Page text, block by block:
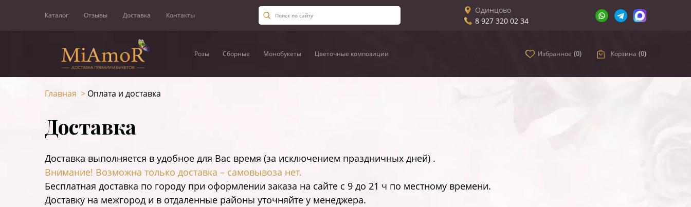
Каталог Отзывы Доставка Контакты
Одинцово
8 927 320 02 34
Розы Сборные Монобукеты Цветочные композиции Избранное (0) Корзина (0)
Главная > Оплата и доставка
Доставка
Доставка выполняется в удобное для Вас время (за исключением праздничных дней) .
Внимание! Возможна только доставка – самовывоза нет.
Бесплатная доставка по городу при оформлении заказа на сайте c 9 до 21 ч по местному времени.
Доставку на межгород и в отдаленные районы уточняйте у менеджера.